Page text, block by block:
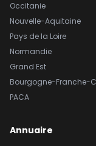
Occitanie
Nouvelle-Aquitaine
Pays de la Loire
Normandie
Grand Est
Bourgogne-Franche-
PACA
Annuaire